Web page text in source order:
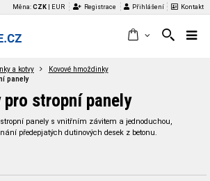
Měna:CZK EUR Registrace Přihlášení Kontakt
a kotvy
Kovové hmoždinky
panely
pro stropní panely
panely s vnitřním závitem a jednoduchou,
předepjatých dutinových desek z betonu.